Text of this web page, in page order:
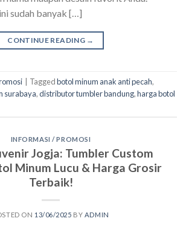
sudah banyak […]
CONTINUE READING →
Taggedbotol minum anak anti pecah,
surabaya,distributor tumbler bandung,harga botol
INFORMASI / PROMOSI
Jogja: Tumbler Custom
Minum Lucu & Harga Grosir
Terbaik!
ON 13/06/2025 BY ADMIN